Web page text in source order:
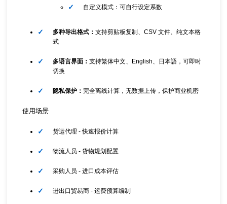
自定义模式：可自行设定系数
多种导出格式： 支持剪贴板复制、CSV 文件、纯文本格
式
多语言界面： 支持繁体中文、English、日本語，可即时
切换
隐私保护： 完全离线计算，无数据上传，保护商业机密
使用场景
货运代理 - 快速报价计算
物流人员 - 货物规划配置
采购人员 - 进口成本评估
进出口贸易商 - 运费预算编制